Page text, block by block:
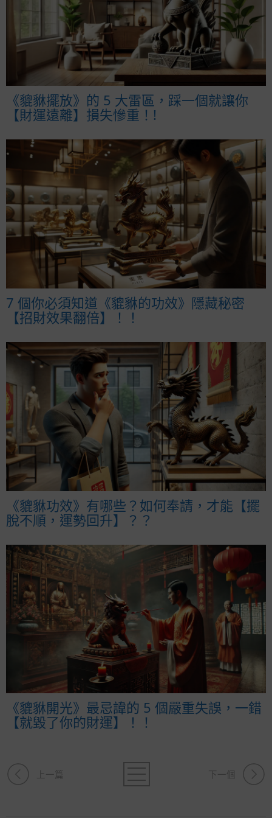
《貔貅擺放》的 5 大雷區，踩一個就讓你
【財運遠離】損失慘重！!
7 個你必須知道《貔貅的功效》隱藏秘密
【招財效果翻倍】！！
《貔貅功效》有哪些？如何奉請，才能【擺
脫不順，運勢回升】？？
《貔貅開光》最忌諱的 5 個嚴重失誤，一錯
【就毀了你的財運】！！
上一篇 下一個